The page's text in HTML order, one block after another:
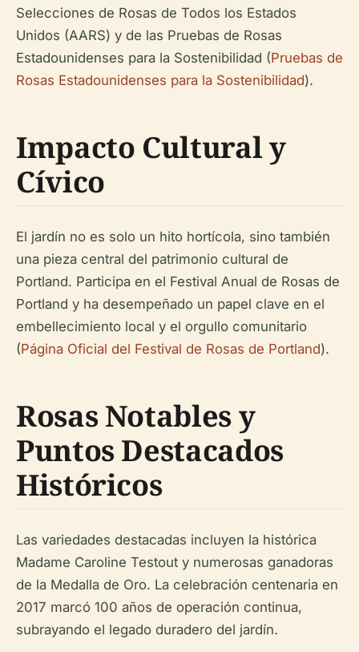
Selecciones de Rosas de Todos los Estados
Unidos (AARS) y de las Pruebas de Rosas
Estadounidenses para la Sostenibilidad (Pruebas de
Rosas Estadounidenses para la Sostenibilidad).
Impacto Cultural y
Cívico
El jardín no es solo un hito hortícola, sino también
una pieza central del patrimonio cultural de
Portland. Participa en el Festival Anual de Rosas de
Portland y ha desempeñado un papel clave en el
embellecimiento local y el orgullo comunitario
(Página Oficial del Festival de Rosas de Portland).
Rosas Notables y
Puntos Destacados
Históricos
Las variedades destacadas incluyen la histórica
Madame Caroline Testout y numerosas ganadoras
de la Medalla de Oro. La celebración centenaria en
2017 marcó 100 años de operación continua,
subrayando el legado duradero del jardín.